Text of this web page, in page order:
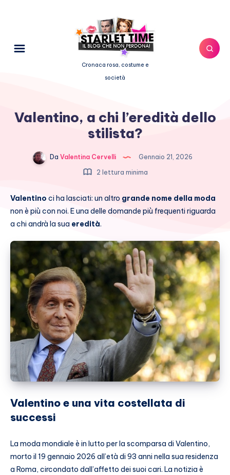
Cronaca rosa, costume e
società
Valentino, a chi l’eredità dello
stilista?
Da Valentina Cervelli
Gennaio 21, 2026
2 lettura minima
Valentino ci ha lasciati: un altro grande nome della moda
non è più con noi. E una delle domande più frequenti riguarda
a chi andrà la sua eredità.
Valentino e una vita costellata di
successi
La moda mondiale è in lutto per la scomparsa di Valentino,
morto il 19 gennaio 2026 all’età di 93 anni nella sua residenza
a Roma, circondato dall’affetto dei suoi cari. La notizia è